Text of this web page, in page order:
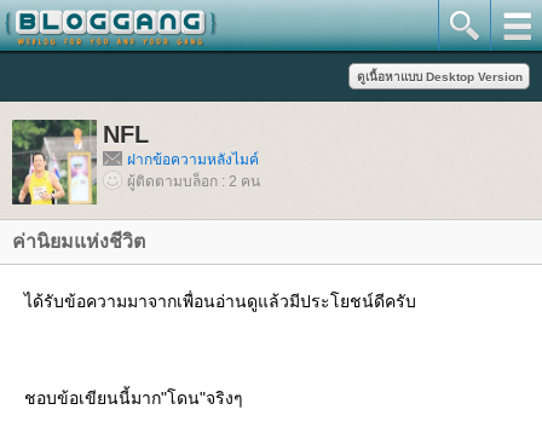
NFL
ฝากข้อความหลังไมค์
ผู้ติดตามบล็อก : 2 คน
ค่านิยมแห่งชีวิต
ได้รับข้อความมาจากเพื่อนอ่านดูแล้วมีประโยชน์ดีครับ
ชอบข้อเขียนนี้มาก"โดน"จริงๆ